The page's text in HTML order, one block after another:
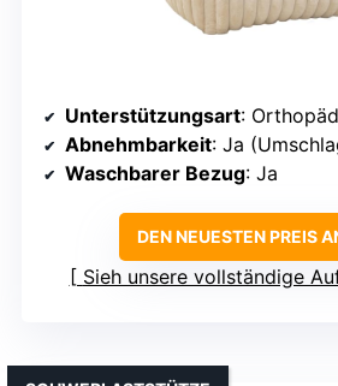
Unterstützungsart:
Abnehmbarkeit: Ja
Waschbarer Bezug: Ja
DEN NEUESTEN PREIS
Sieh unsere vollständige